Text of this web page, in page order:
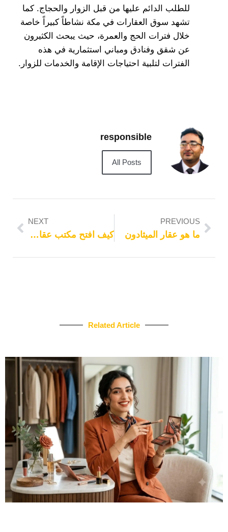
للطلب الدائم عليها من قبل الزوار والحجاج. كما
تشهد سوق العقارات في مكة نشاطاً كبيراً خاصة
خلال فترات الحج والعمرة، حيث يبحث الكثيرون
عن شقق وفنادق ومباني استثمارية في هذه
الفترات لتلبية احتياجات الإقامة والخدمات للزوار.
responsible
All Posts
PREVIOUS
ما هو عقار الميثادون
NEXT
كيف افتح مكتب عقاري
Related Article